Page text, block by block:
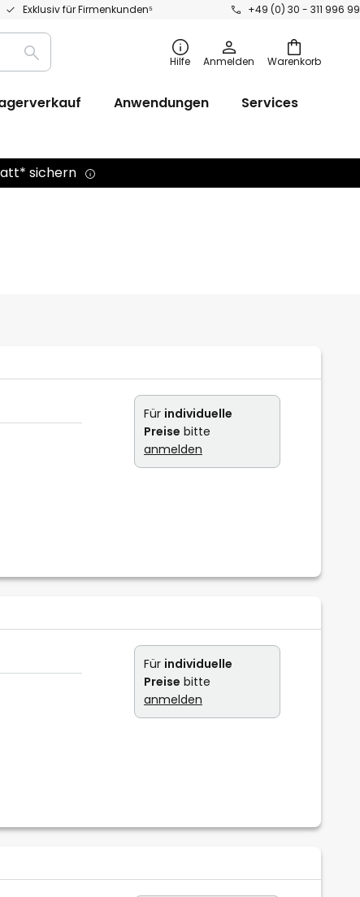
Exklusiv für Firmenkunden⁵ +49 (0) 30 - 311 996 99
Warenkorb
Suche Hilfe Anmelden
Anwendungen
Services
sichern
Für individuelle
Preise bitte
anmelden
Für individuelle
Preise bitte
anmelden